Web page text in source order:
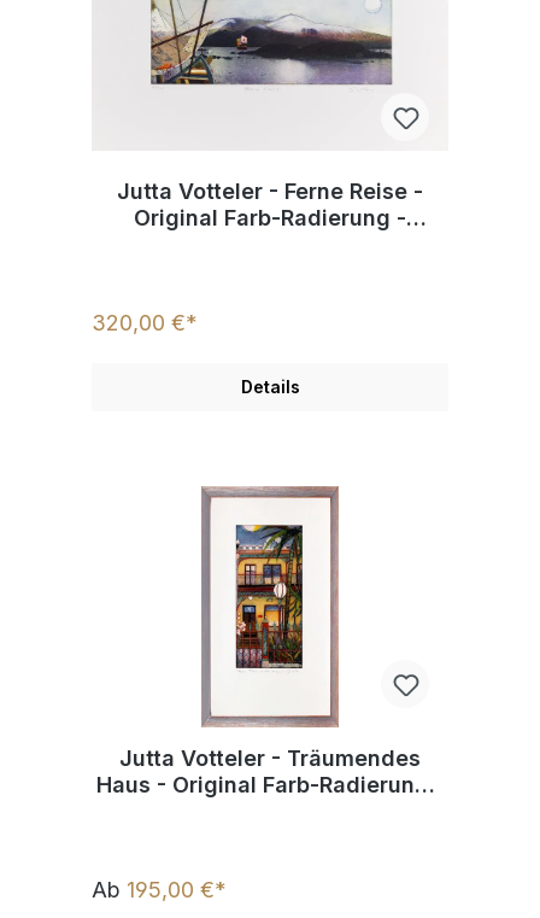
Jutta Votteler - Ferne Reise -
Original Farb-Radierung -
320,00 €*
Details
Jutta Votteler - Träumendes
Haus - Original Farb-Radierung -
Ab 195,00 €*